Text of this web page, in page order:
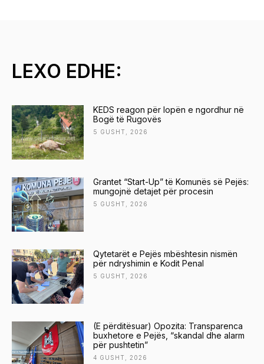
s
V
d
e
o
h
LEXO EDHE:
KEDS reagon për lopën e ngordhur në
Bogë të Rugovës
5 GUSHT, 2026
Grantet “Start-Up” të Komunës së Pejës:
mungojnë detajet për procesin
5 GUSHT, 2026
Qytetarët e Pejës mbështesin nismën
për ndryshimin e Kodit Penal
5 GUSHT, 2026
(E përditësuar) Opozita: Transparenca
buxhetore e Pejës, “skandal dhe alarm
për pushtetin”
4 GUSHT, 2026